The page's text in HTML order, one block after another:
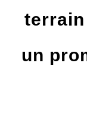
terrain
un